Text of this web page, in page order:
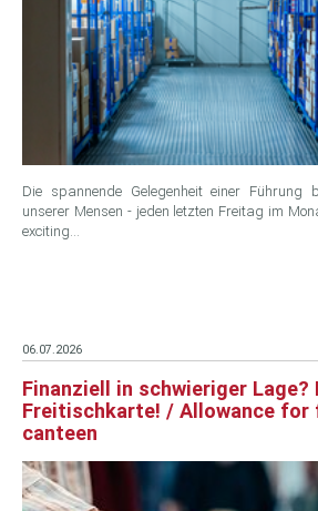
Die spannende Gelegenheit einer
unserer Mensen - jeden letzten Freitag im
exciting…
06.07.2026
Finanziell in schwieriger Lage?
Freitischkarte! / Allowance for
canteen